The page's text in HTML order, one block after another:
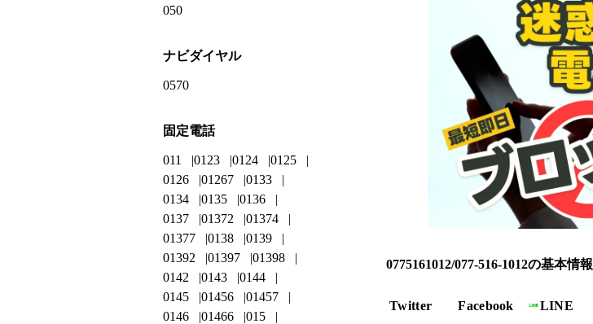
0775161012/077-516-1012の基本情報
Twitter Facebook LINE
050
ナビダイヤル
0570
固定電話
011 0123 0124
0125
0126
01267
0133
0134
0135
0136
0137
01372
01374
01377
0138
0139
01392
01397
01398
0142
0143
0144
0145
01456
01457
0146
01466
015